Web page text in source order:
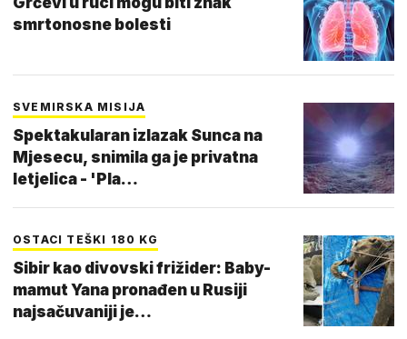
smrtonosne bolesti
SVEMIRSKA MISIJA
Spektakularan izlazak Sunca na
Mjesecu, snimila ga je privatna
letjelica - 'Pla…
OSTACI TEŠKI 180 KG
Sibir kao divovski frižider: Baby-
mamut Yana pronađen u Rusiji
najsačuvaniji je…